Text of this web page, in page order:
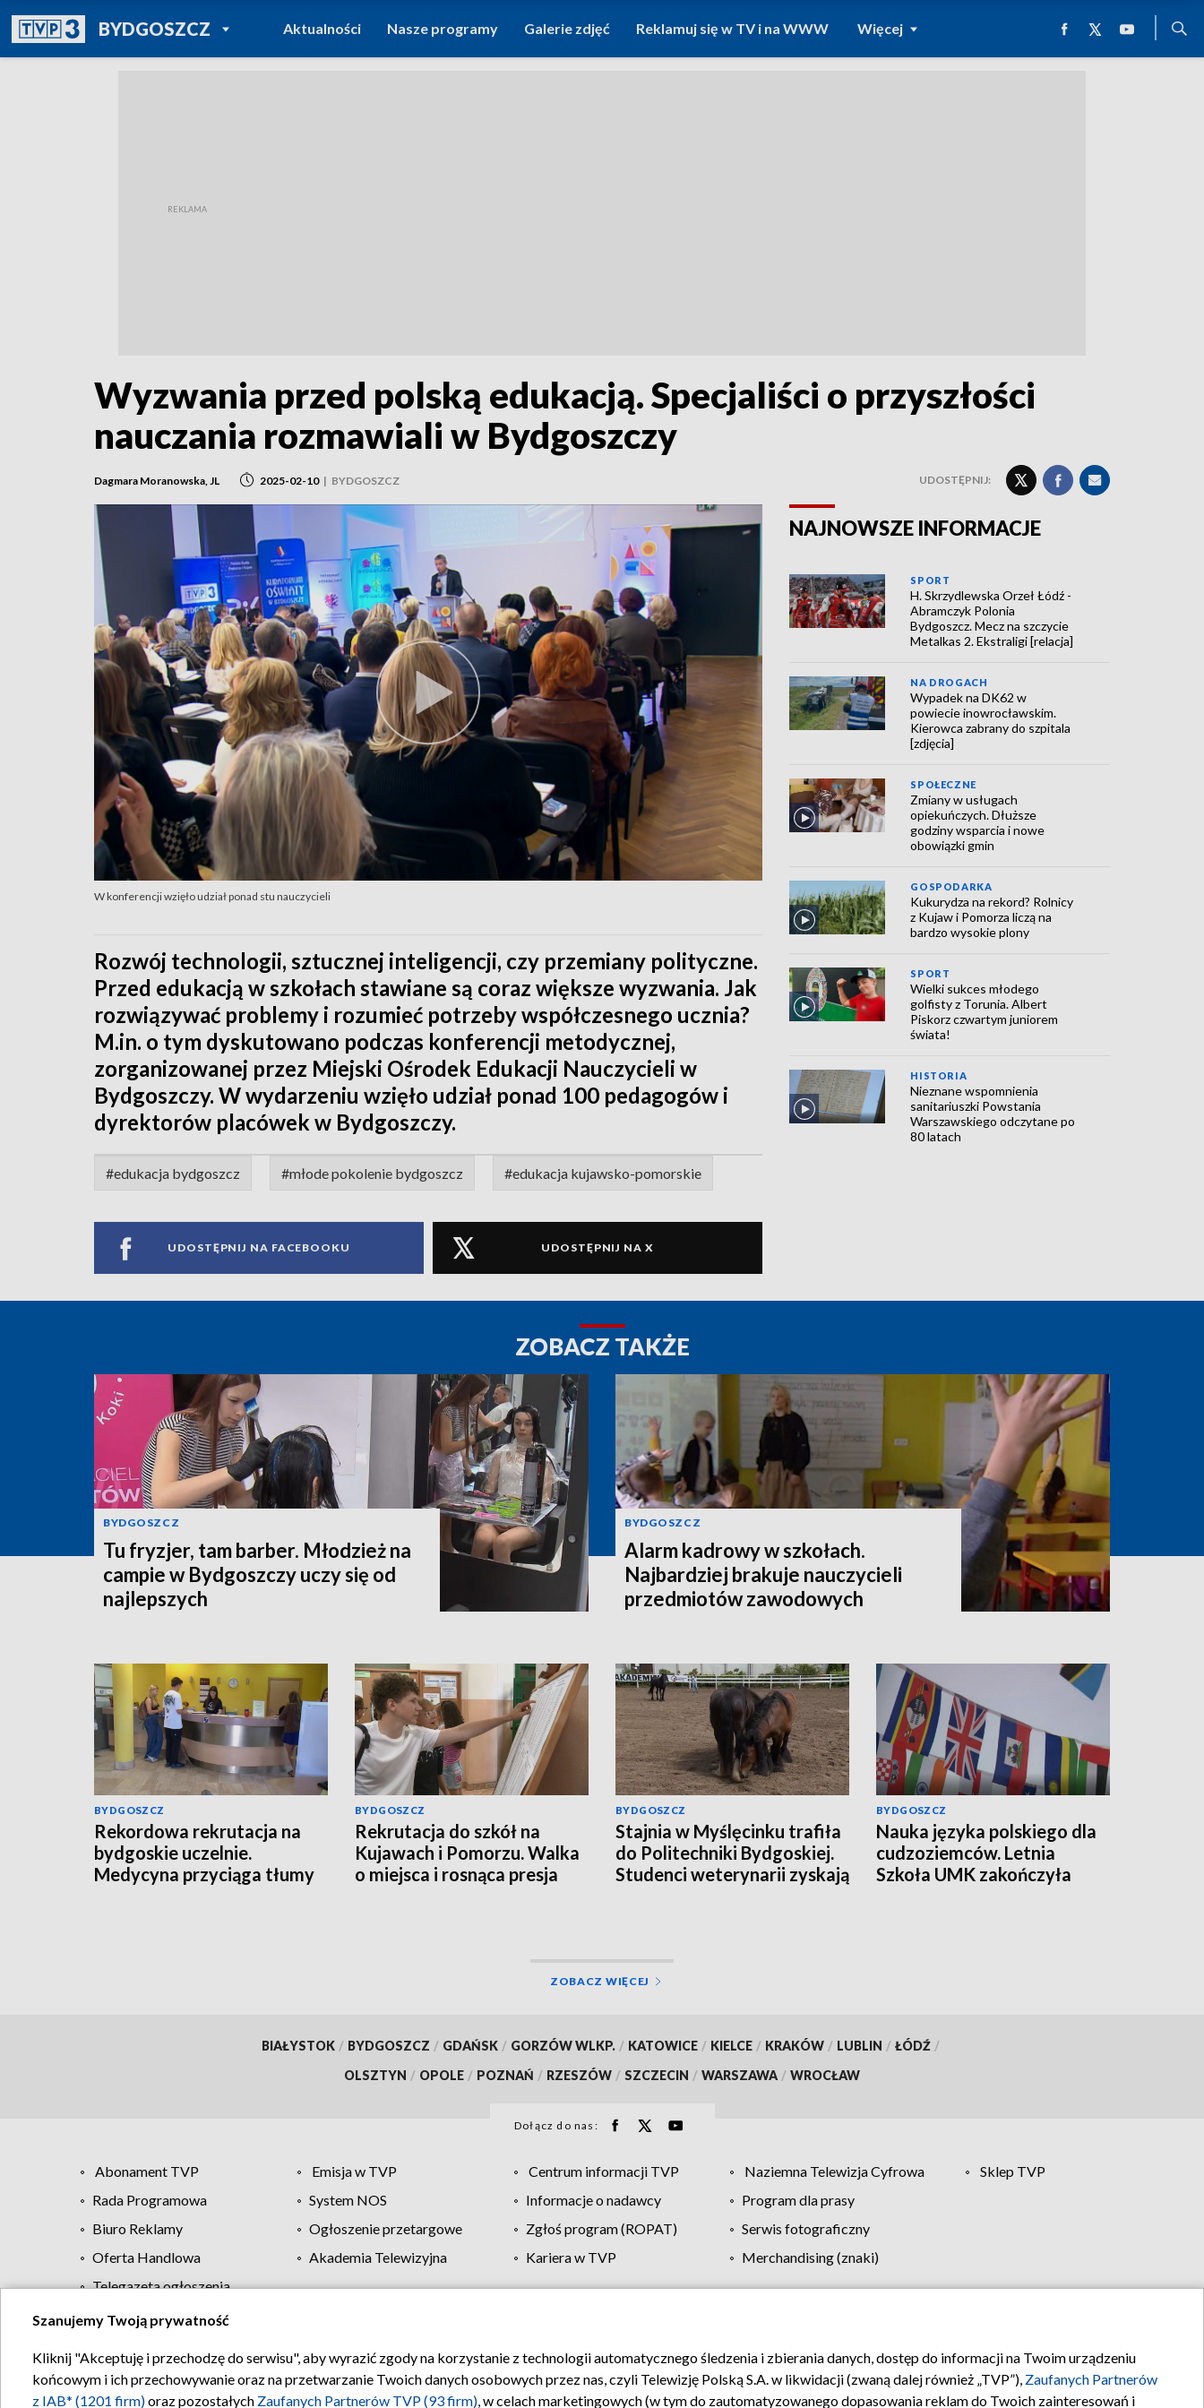
BYDGOSZCZPOWRÓT DO
TVP REGIONY
Aktualności Nasze programy Galerie zdjęć Reklamuj się w TV i na WWW Więcej
Wyzwania przed polską edukacją. Specjaliści o przyszłości
nauczania rozmawiali w Bydgoszczy
Dagmara Moranowska, JL 2025-02-10 | BYDGOSZCZ UDOSTĘPNIJ:
W konferencji wzięło udział ponad stu nauczycieli
Rozwój technologii, sztucznej inteligencji, czy przemiany polityczne.
Przed edukacją w szkołach stawiane są coraz większe wyzwania. Jak
rozwiązywać problemy i rozumieć potrzeby współczesnego ucznia?
M.in. o tym dyskutowano podczas konferencji metodycznej,
zorganizowanej przez Miejski Ośrodek Edukacji Nauczycieli w
Bydgoszczy. W wydarzeniu wzięło udział ponad 100 pedagogów i
dyrektorów placówek w Bydgoszczy.
#edukacja bydgoszcz #młode pokolenie bydgoszcz #edukacja kujawsko-pomorskie
UDOSTĘPNIJ NA FACEBOOKU UDOSTĘPNIJ NA X
NAJNOWSZE INFORMACJE
SPORT
H. Skrzydlewska Orzeł Łódź -
Abramczyk Polonia
Bydgoszcz. Mecz na szczycie
Metalkas 2. Ekstraligi [relacja]
NA DROGACH
Wypadek na DK62 w
powiecie inowrocławskim.
Kierowca zabrany do szpitala
[zdjęcia]
SPOŁECZNE
Zmiany w usługach
opiekuńczych. Dłuższe
godziny wsparcia i nowe
obowiązki gmin
GOSPODARKA
Kukurydza na rekord? Rolnicy
z Kujaw i Pomorza liczą na
bardzo wysokie plony
SPORT
Wielki sukces młodego
golfisty z Torunia. Albert
Piskorz czwartym juniorem
świata!
HISTORIA
Nieznane wspomnienia
sanitariuszki Powstania
Warszawskiego odczytane po
80 latach
ZOBACZ TAKŻE
BYDGOSZCZ
Tu fryzjer, tam barber. Młodzież na
campie w Bydgoszczy uczy się od
najlepszych
BYDGOSZCZ
Alarm kadrowy w szkołach.
Najbardziej brakuje nauczycieli
przedmiotów zawodowych
BYDGOSZCZ
Rekordowa rekrutacja na
bydgoskie uczelnie.
Medycyna przyciąga tłumy
BYDGOSZCZ
Rekrutacja do szkół na
Kujawach i Pomorzu. Walka
o miejsca i rosnąca presja
BYDGOSZCZ
Stajnia w Myślęcinku trafiła
do Politechniki Bydgoskiej.
Studenci weterynarii zyskają
BYDGOSZCZ
Nauka języka polskiego dla
cudzoziemców. Letnia
Szkoła UMK zakończyła
ZOBACZ WIĘCEJ
BIAŁYSTOK / BYDGOSZCZ / GDAŃSK / GORZÓW WLKP. / KATOWICE / KIELCE / KRAKÓW / LUBLIN / ŁÓDŹ /
OLSZTYN / OPOLE / POZNAŃ / RZESZÓW / SZCZECIN / WARSZAWA / WROCŁAW
Dołącz do nas:
Abonament TVP Emisja w TVP Centrum informacji TVP Naziemna Telewizja Cyfrowa
Sklep TVP
Rada Programowa
System NOS Informacje o nadawcy
Program dla prasy
Biuro Reklamy
Ogłoszenie przetargowe Zgłoś program (ROPAT)
Serwis fotograficzny
Oferta Handlowa
Akademia Telewizyjna Kariera w TVP
Merchandising (znaki)
Telegazeta ogłoszenia
Regulamin TVP Polityka prywatności Moje zgody Pomoc Biuro reklamy Kontakt
Szanujemy Twoją prywatność
Kliknij "Akceptuję i przechodzę do serwisu", aby wyrazić zgody na korzystanie z technologii automatycznego śledzenia i zbierania danych, dostęp do informacji na Twoim urządzeniu
końcowym i ich przechowywanie oraz na przetwarzanie Twoich danych osobowych przez nas, czyli Telewizję Polską S.A. w likwidacji (zwaną dalej również „TVP”), Zaufanych Partnerów
z IAB* (1201 firm)oraz pozostałych Zaufanych Partnerów TVP (93 firm), w celach marketingowych (w tym do zautomatyzowanego dopasowania reklam do Twoich zainteresowań i